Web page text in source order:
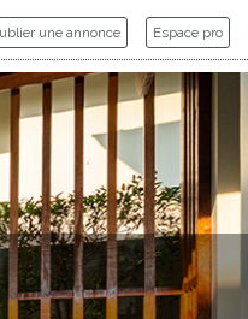
une annonce Espace pro